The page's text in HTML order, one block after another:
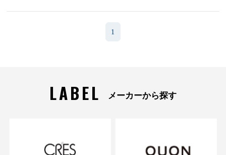
1
LABEL メーカーから探す